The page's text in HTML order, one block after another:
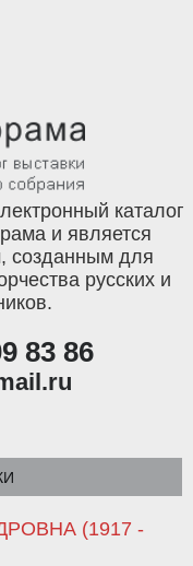
каталог
и является
созданным для
русских и
83 86
(1917 -